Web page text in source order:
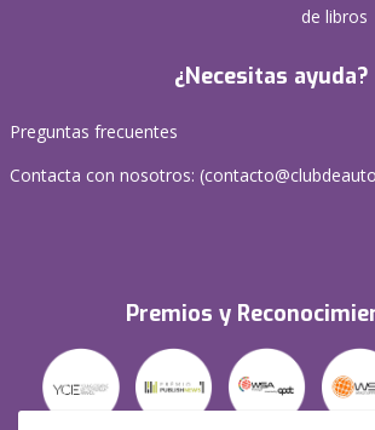
de libros
¿Necesitas ayuda?
Preguntas frecuentes
Contacta con nosotros: (
Premios y